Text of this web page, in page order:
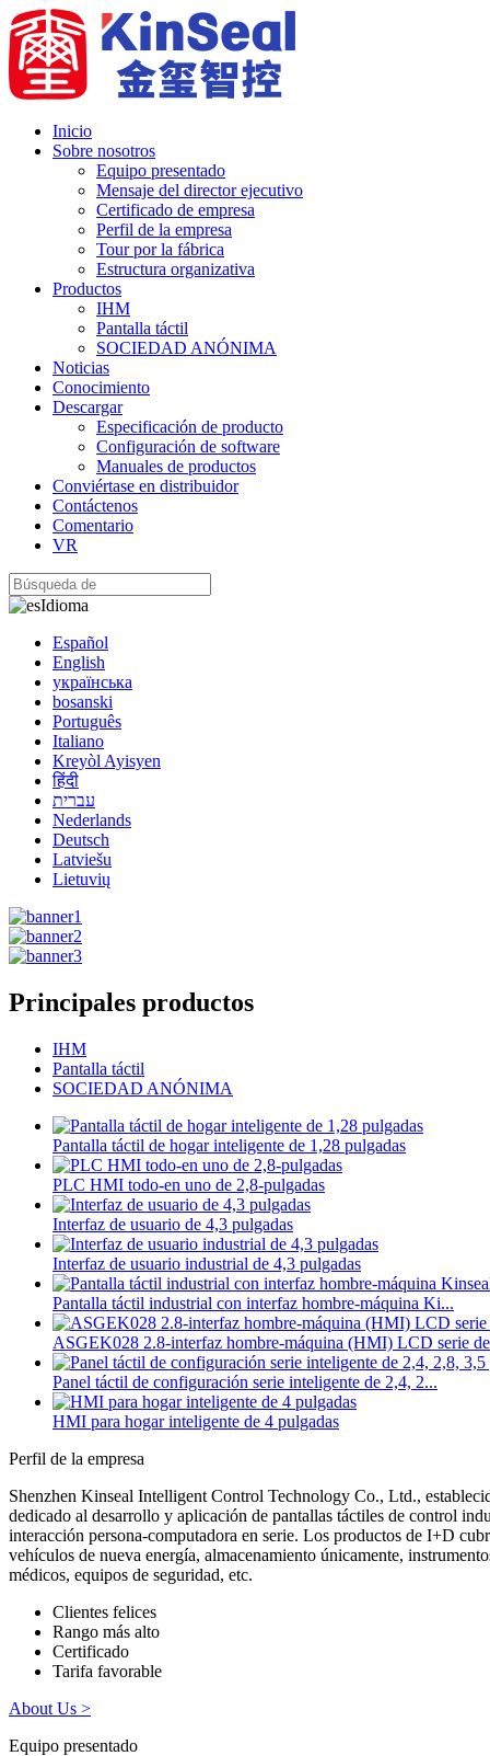
Inicio
Sobre nosotros
Equipo presentado
Mensaje del director ejecutivo
Certificado de empresa
Perfil de la empresa
Tour por la fábrica
Estructura organizativa
Productos
IHM
Pantalla táctil
SOCIEDAD ANÓNIMA
Noticias
Conocimiento
Descargar
Especificación de producto
Configuración de software
Manuales de productos
Conviértase en distribuidor
Contáctenos
Comentario
VR
Idioma
Español
English
українська
bosanski
Português
Italiano
Kreyòl Ayisyen
हिंदी
עברית
Nederlands
Deutsch
Latviešu
Lietuvių
Principales productos
IHM
Pantalla táctil
SOCIEDAD ANÓNIMA
Pantalla táctil de hogar inteligente de 1,28 pulgadas
PLC HMI todo-en uno de 2,8-pulgadas
Interfaz de usuario de 4,3 pulgadas
Interfaz de usuario industrial de 4,3 pulgadas
Pantalla táctil industrial con interfaz hombre-máquina Ki...
ASGEK028 2.8-interfaz hombre-máquina (HMI) LCD serie
Panel táctil de configuración serie inteligente de 2,4, 2...
HMI para hogar inteligente de 4 pulgadas
Perfil de la empresa
Shenzhen Kinseal Intelligent Control Technology Co., Ltd.,
dedicado al desarrollo y aplicación de pantallas táctiles de control
interacción persona-computadora en serie. Los productos de I+D
vehículos de nueva energía, almacenamiento únicamente,
médicos, equipos de seguridad, etc.
Clientes felices
Rango más alto
Certificado
Tarifa favorable
About Us >
Equipo presentado